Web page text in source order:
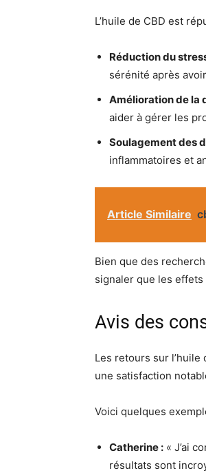
L’huile de CBD est
Réduction du
sérénité après
Amélioration de la
aider à gérer les
Soulagement des
inflammatoires et
Article Similaire
Bien que des
signaler que les effets
Avis des
Les retours sur l’huile
une satisfaction
Voici quelques
Catherine : « J’ai
résultats sont